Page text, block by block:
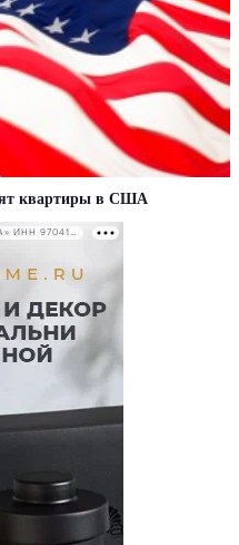
квартиры в США
РЕКЛАМА • ООО «ДРУЖБА» ИНН 9704146411